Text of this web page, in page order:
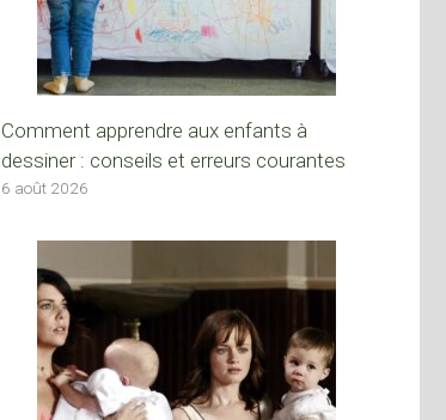
Comment apprendre aux enfants à
dessiner : conseils et erreurs courantes
6 août 2026